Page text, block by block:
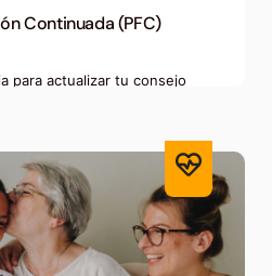
Continuada (PFC)
para actualizar tu consejo